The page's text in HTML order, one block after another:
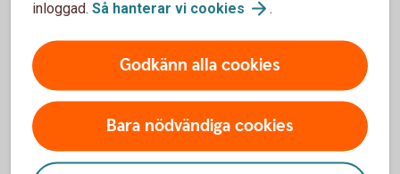
För dig som startar eller
driver småföretag
Oavsett om du är i uppstartsfasen, vill effektivisera
din ekonomi eller få en smidigare vardag, har vi
lösningar som hjälper dig vidare.
Upptäck vårt erbjudande försmåföretagare
inloggad. Så hanterar vi cookies .
Godkänn alla cookies
Bara nödvändiga cookies